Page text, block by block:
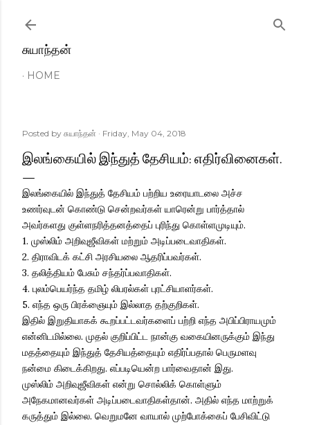
சுயாந்தன்
HOME
Posted by சுயாந்தன் Friday, May 04, 2018
இலங்கையில் இந்துத் தேசியம்: எதிர்வினைகள்.
இலங்கையில் இந்துத் தேசியம் பற்றிய உரையாடலை அச்ச
உணர்வுடன் கொண்டு சென்றவர்கள் யாரென்று பார்த்தால்
அவர்களது குள்ளநரித்தனத்தைப் புரிந்து கொள்ளமுடியும்.
1. முஸ்லிம் அறிவுஜீவிகள் மற்றும் அடிப்படைவாதிகள்.
2. திராவிடக் கட்சி அரசியலை ஆதரிப்பவர்கள்.
3. தலித்தியம் பேசும் சந்தர்ப்பவாதிகள்.
4. புலம்பெயர்ந்த தமிழ் லிபரல்கள் புரட்சியாளர்கள்.
5. எந்த ஒரு பிரக்ஞையும் இல்லாத தற்குறிகள்.
இதில் இறுதியாகக் கூறப்பட்டவர்களைப் பற்றி எந்த அபிப்பிராயமும்
என்னிடமில்லை. முதல் குறிப்பிட்ட நான்கு வகையினருக்கும் இந்து
மதத்தையும் இந்துத் தேசியத்தையும் எதிர்ப்பதால் பெருமளவு
நன்மை கிடைக்கிறது. எப்படியென்ற பார்வைதான் இது.
முஸ்லிம் அறிவுஜீவிகள் என்று சொல்லிக் கொள்ளும்
அநேகமானவர்கள் அடிப்படைவாதிகள்தான். அதில் எந்த மாற்றுக்
கருத்தும் இல்லை. வெறுமனே வாயால் முற்போக்கைப் பேசிவிட்டு